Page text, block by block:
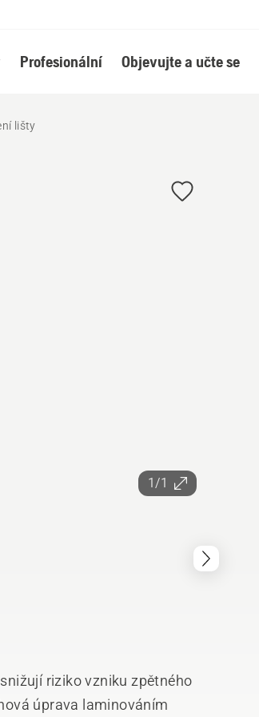
Profesionální Objevujte a učte se
lišty
1/1
riziko vzniku zpětného
úprava laminováním